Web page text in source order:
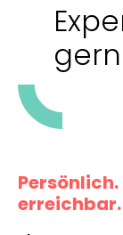
erreichbar.